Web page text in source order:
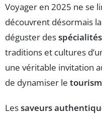
Voyager en 2025 ne se
découvrent désormais
déguster des
traditions et cultures
une véritable invitation
de dynamiser le
Lessaveurs